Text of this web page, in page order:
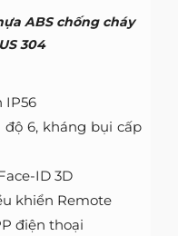
ABS chống cháy
304
IP56
6, kháng bụi cấp
ID 3D
khiển Remote
điện thoại